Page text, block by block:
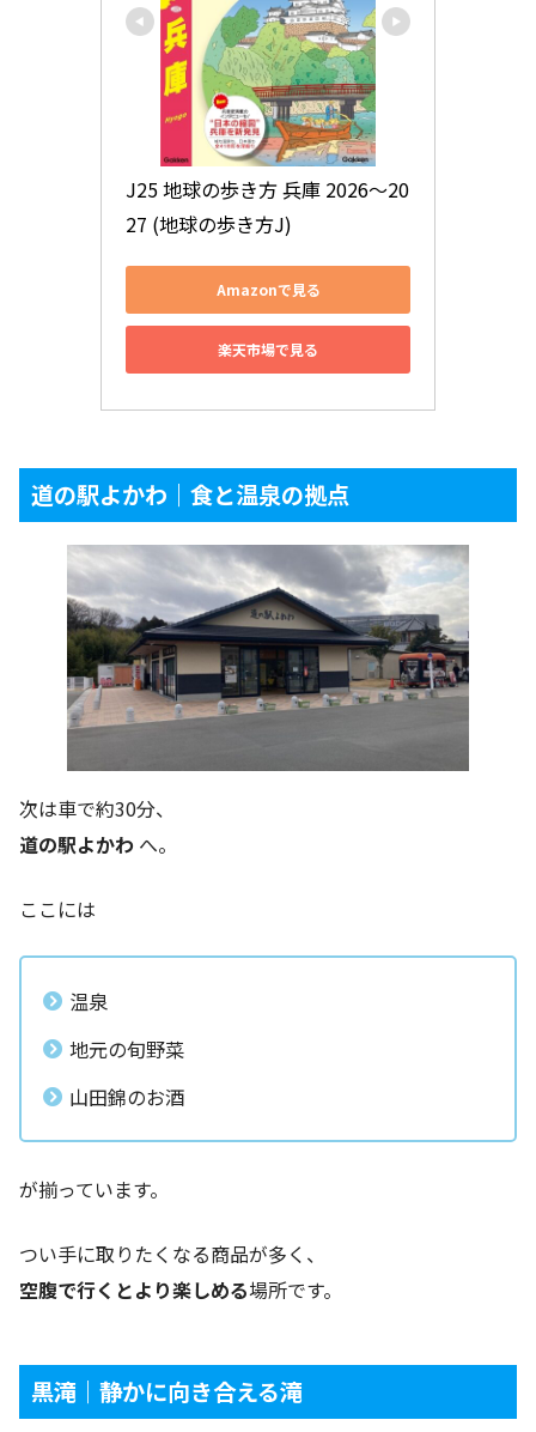
J25 地球の歩き方 兵庫 2026～20
27 (地球の歩き方J)
Amazonで見る
楽天市場で見る
道の駅よかわ｜食と温泉の拠点
次は車で約30分、
道の駅よかわ へ。
ここには
温泉
地元の旬野菜
山田錦のお酒
が揃っています。
つい手に取りたくなる商品が多く、
空腹で行くとより楽しめる場所です。
黒滝｜静かに向き合える滝